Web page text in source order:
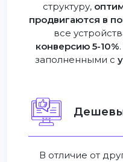
структуру,
продвигаются в
все
конверсию 5-10%
заполненными с
В отличие от